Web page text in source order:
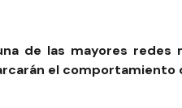
de las mayores redes
el comportamiento